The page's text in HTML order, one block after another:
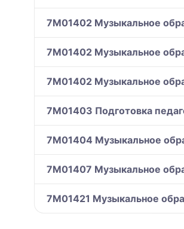
7M01402 Музыкальное
7M01402 Музыкальное
7M01402 Музыкальное
7M01403 Подготовка
7M01404 Музыкальное
7M01407 Музыкальное
7M01421 Музыкальное